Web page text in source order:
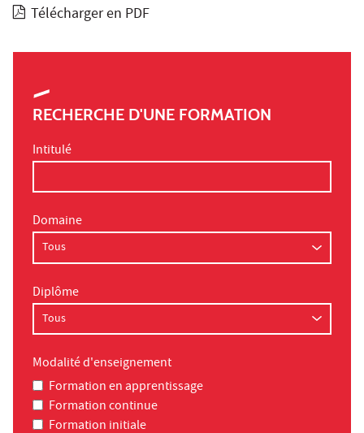
Télécharger en PDF
RECHERCHE D'UNE FORMATION
Intitulé
Domaine
Diplôme
Modalité d'enseignement
Formation en apprentissage
Formation continue
Formation initiale